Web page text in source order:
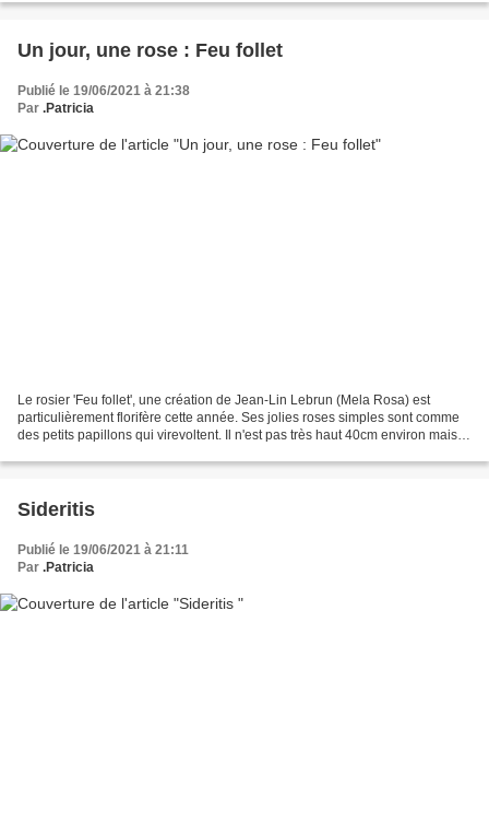
Un jour, une rose : Feu follet
Publié le 19/06/2021 à 21:38
Par .Patricia
Le rosier 'Feu follet', une création de Jean-Lin Lebrun (Mela Rosa) est
particulièrement florifère cette année. Ses jolies roses simples sont comme
des petits papillons qui virevoltent. Il n'est pas très haut 40cm environ mais il
Sideritis
Publié le 19/06/2021 à 21:11
Par .Patricia